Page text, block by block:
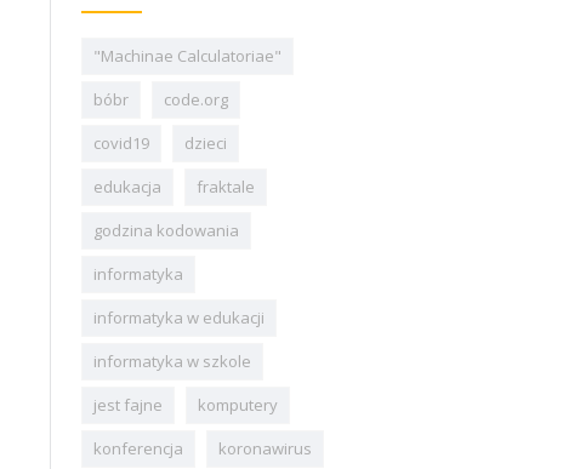
"Machinae Calculatoriae"
bóbr
code.org
covid19
dzieci
edukacja
fraktale
godzina kodowania
informatyka
informatyka w edukacji
informatyka w szkole
jest fajne
komputery
konferencja
koronawirus